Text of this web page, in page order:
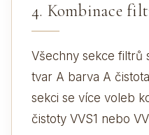
4. Kombinace
Všechny sekce filtrů
tvar A barva A
sekci se více voleb
čistoty VVS1 nebo